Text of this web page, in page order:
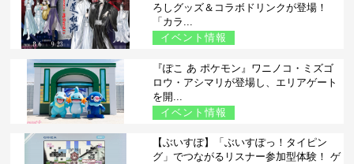
ろしグッズ＆コラボドリンクが登場！
「カラ...
イベント情報
『ぽこ あ ポケモン』ワニノコ・ミズゴ
ロウ・アシマリが登場し、エリアゲート
を開...
イベント情報
【ぶいすぽ】「ぶいすぽっ！タイピン
グ」でつながるリスナー参加型体験！ ゲ